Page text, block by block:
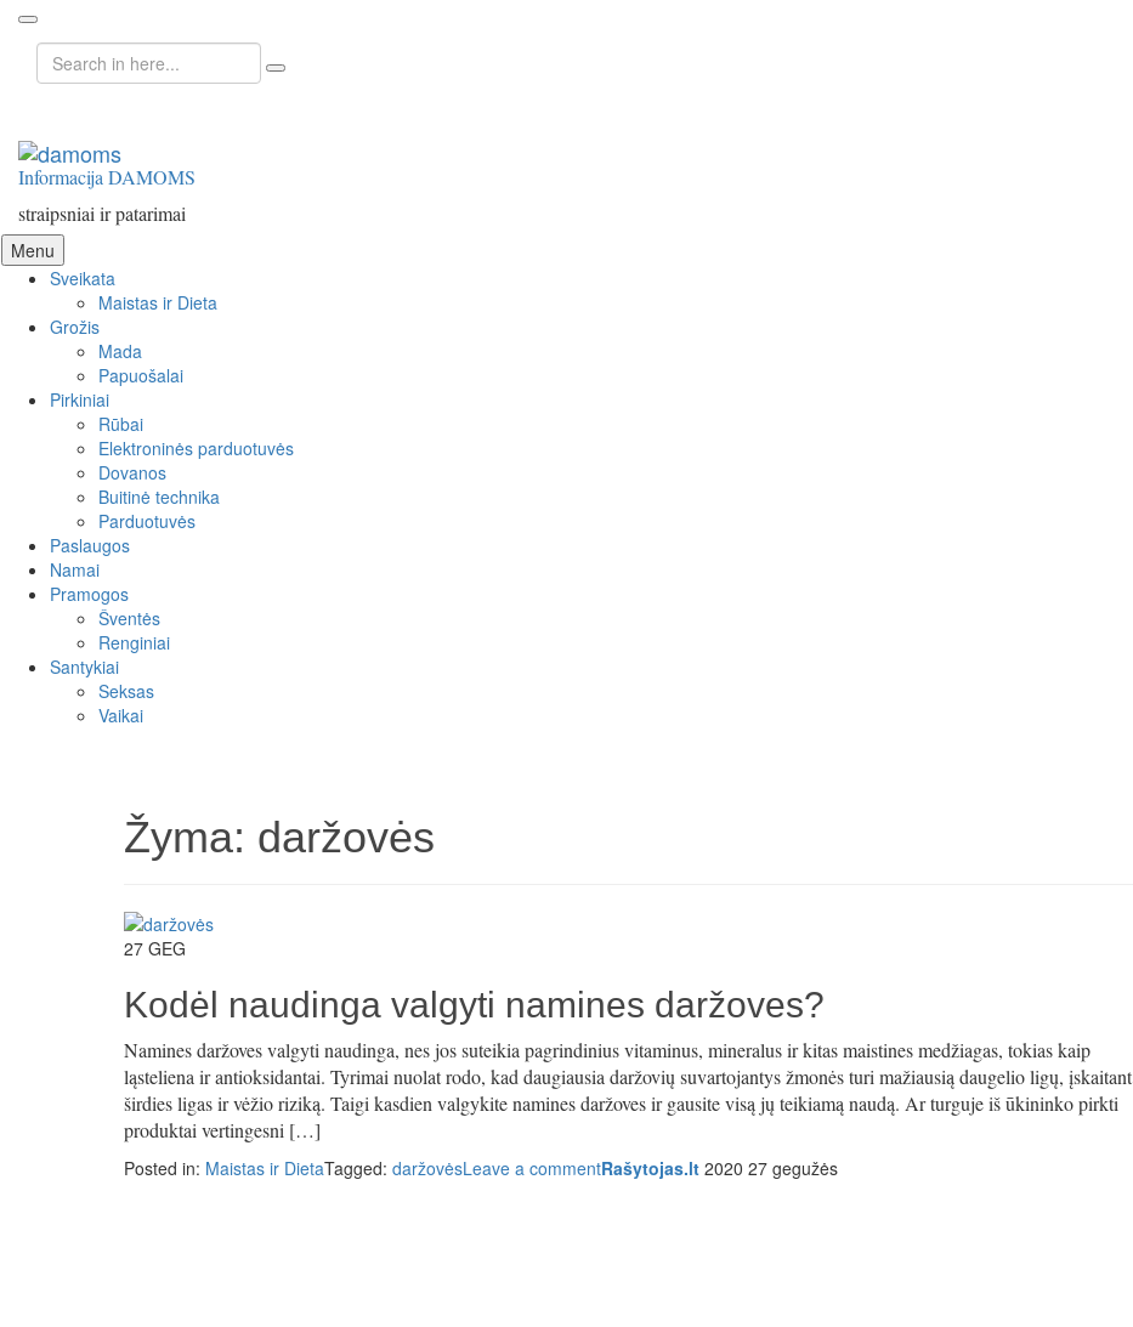
Search
for:
Informacija DAMOMS
straipsniai ir patarimai
Menu Skip
to
content
Sveikata
Maistas ir Dieta
Grožis
Mada
Papuošalai
Pirkiniai
Rūbai
Elektroninės parduotuvės
Dovanos
Buitinė technika
Parduotuvės
Paslaugos
Namai
Pramogos
Šventės
Renginiai
Santykiai
Seksas
Vaikai
Žyma: daržovės
27 GEG
Kodėl naudinga valgyti namines daržoves?
Namines daržoves valgyti naudinga, nes jos suteikia pagrindinius vitaminus, mineralus ir kitas maistines medžiagas, tokias kaip
ląsteliena ir antioksidantai. Tyrimai nuolat rodo, kad daugiausia daržovių suvartojantys žmonės turi mažiausią daugelio ligų, įskaitant
širdies ligas ir vėžio riziką. Taigi kasdien valgykite namines daržoves ir gausite visą jų teikiamą naudą. Ar turguje iš ūkininko pirkti
produktai vertingesni […]
Posted in: Maistas ir DietaTagged: daržovėsLeave a commentRašytojas.lt 2020 27 gegužės